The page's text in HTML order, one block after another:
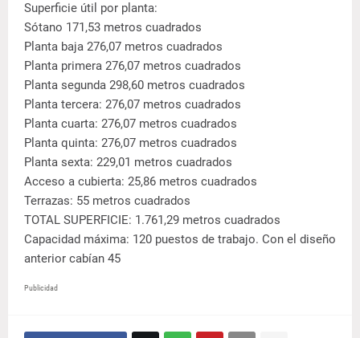
Superficie útil por planta:
Sótano 171,53 metros cuadrados
Planta baja 276,07 metros cuadrados
Planta primera 276,07 metros cuadrados
Planta segunda 298,60 metros cuadrados
Planta tercera: 276,07 metros cuadrados
Planta cuarta: 276,07 metros cuadrados
Planta quinta: 276,07 metros cuadrados
Planta sexta: 229,01 metros cuadrados
Acceso a cubierta: 25,86 metros cuadrados
Terrazas: 55 metros cuadrados
TOTAL SUPERFICIE: 1.761,29 metros cuadrados
Capacidad máxima: 120 puestos de trabajo. Con el diseño
anterior cabían 45
Publicidad